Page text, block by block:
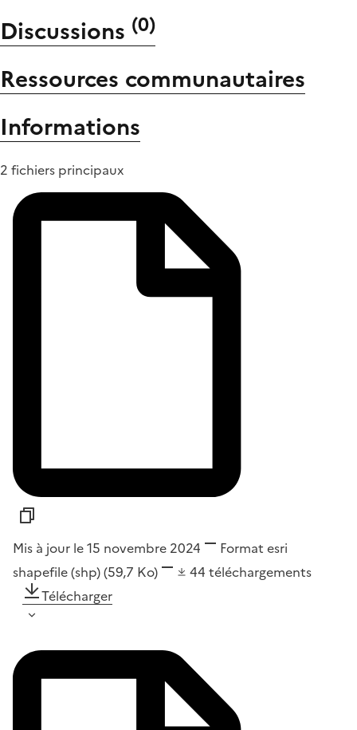
Discussions (0)
Ressources communautaires
Informations
2 fichiers principaux
Mis à jour le 15 novembre 2024 Format esri
shapefile (shp)(59,7 Ko) 44 téléchargements
Télécharger